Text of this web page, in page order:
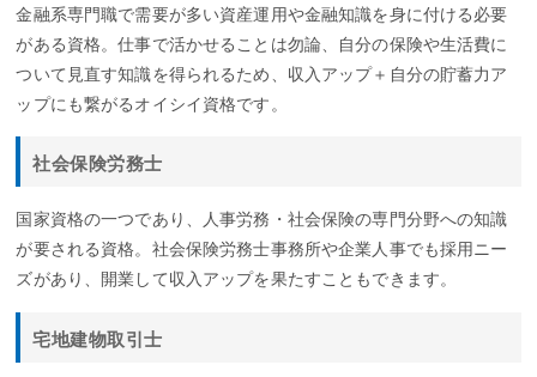
金融系専門職で需要が多い資産運用や金融知識を身に付ける必要
がある資格。仕事で活かせることは勿論、自分の保険や生活費に
ついて見直す知識を得られるため、収入アップ＋自分の貯蓄力ア
ップにも繋がるオイシイ資格です。
社会保険労務士
国家資格の一つであり、人事労務・社会保険の専門分野への知識
が要される資格。社会保険労務士事務所や企業人事でも採用ニー
ズがあり、開業して収入アップを果たすこともできます。
宅地建物取引士